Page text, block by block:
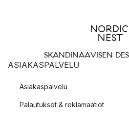
SKANDINAAVISEN
ASIAKASPALVELU
Asiakaspalvelu
Palautukset & reklamaatiot